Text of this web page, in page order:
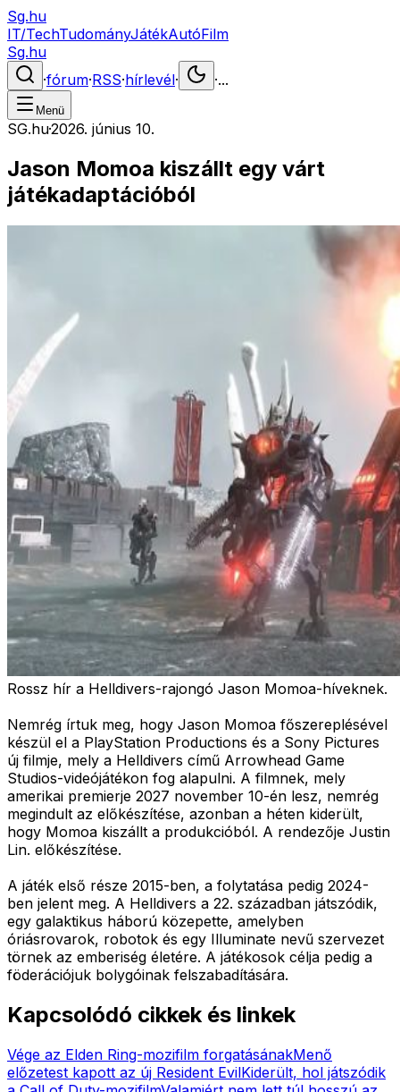
Sg.hu
IT/TechTudományJátékAutóFilm
Sg.hu
·fórum·RSS·hírlevél· ·...
Menü
SG.hu·2026. június 10.
Jason Momoa kiszállt egy várt
játékadaptációból
Rossz hír a Helldivers-rajongó Jason Momoa-híveknek.
Nemrég írtuk meg, hogy Jason Momoa főszereplésével
készül el a PlayStation Productions és a Sony Pictures
új filmje, mely a Helldivers című Arrowhead Game
Studios-videójátékon fog alapulni. A filmnek, mely
amerikai premierje 2027 november 10-én lesz, nemrég
megindult az előkészítése, azonban a héten kiderült,
hogy Momoa kiszállt a produkcióból. A rendezője Justin
Lin. előkészítése.
A játék első része 2015-ben, a folytatása pedig 2024-
ben jelent meg. A Helldivers a 22. században játszódik,
egy galaktikus háború közepette, amelyben
óriásrovarok, robotok és egy Illuminate nevű szervezet
törnek az emberiség életére. A játékosok célja pedig a
föderációjuk bolygóinak felszabadítására.
Kapcsolódó cikkek és linkek
Vége az Elden Ring-mozifilm forgatásánakMenő
előzetest kapott az új Resident EvilKiderült, hol játszódik